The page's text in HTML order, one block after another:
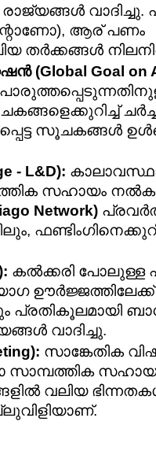
വാദിച്ചു.
ആര് പണം
തർക്കങ്ങൾ
Goal on
സൂചകങ്ങൾ
- L&D):
(Santiago Network)
കൽക്കരി പോലുള്ള
വാദിച്ചു.
സാങ്കേതിക
സാമ്പത്തിക
വലിയ